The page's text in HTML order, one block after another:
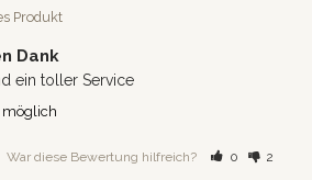
Produkt
Dank
ein toller Service
möglich
War diese Bewertung hilfreich? 0 2